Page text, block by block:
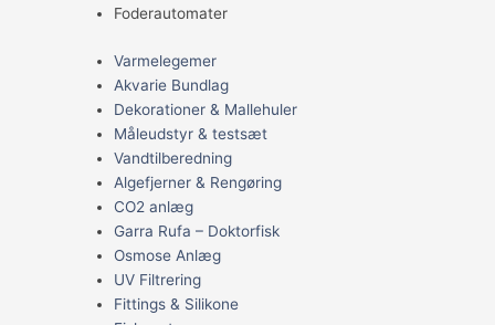
Foderautomater
Varmelegemer
Akvarie Bundlag
Dekorationer & Mallehuler
Måleudstyr & testsæt
Vandtilberedning
Algefjerner & Rengøring
CO2 anlæg
Garra Rufa – Doktorfisk
Osmose Anlæg
UV Filtrering
Fittings & Silikone